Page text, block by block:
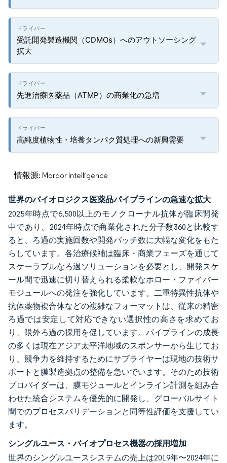
受託開発製造機関（CDMOs）へのアウトソーシング
拡大
先進治療医薬品（ATMP）の商業化の急増
高純度植物性・培養タンパク質処理への新興需要
情報源: Mordor Intelligence
世界のバイオロジクス医薬品パイプラインの急速な拡大
2025年時点で6,500以上のモノクローナル抗体が臨床開発
中であり、2024年時点で商業化された分子数360と比較す
ると、ろ過の実施回数や開発バッチ数に大幅な変化をもた
らしています。各治療候補は臨床・商業フェーズを通じて
スケーラブルなろ過ソリューションを必要とし、開発スケ
ール間で迅速に切り替えられる柔軟なホロー・ファイバー
モジュールへの発注を強化しています。二重特異性抗体や
抗体薬物複合体などの複雑なフォーマットは、従来の精密
ろ過では安定して対応できない選択性の高さを求めてお
り、限外ろ過の採用を促しています。パイプラインの成長
の多くは現在アジア太平洋地域のスポンサーから生じてお
り、競争力を維持するためにサプライヤーは現地の技術サ
ポートと膜製造拠点の整備を急いでいます。そのため技術
プロバイダーは、膜モジュールとインライン計測を組み合
わせた統合システムを優先的に開発し、グローバルサイト
間でのプロセスバリデーションと同等性評価を支援してい
ます。
シングルユース・バイオプロセス機器の採用増加
世界のシングルユースシステムの売上は2019年〜2024年に